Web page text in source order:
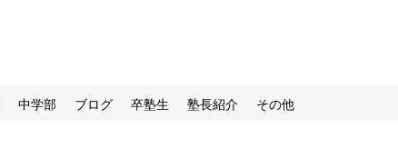
中学部 ブログ 卒塾生 塾長紹介 その他